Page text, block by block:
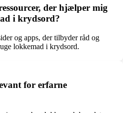
der hjælper mig
i krydsord?
og apps, der tilbyder råd og
lokkemad i krydsord.
for erfarne